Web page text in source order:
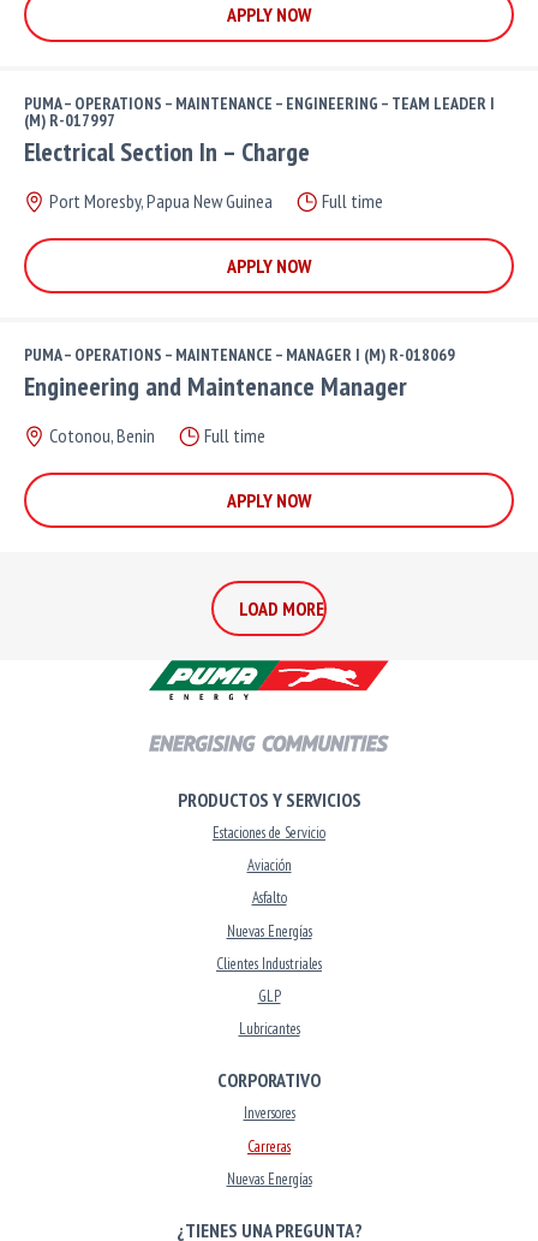
APPLY NOW
PUMA – OPERATIONS – MAINTENANCE – ENGINEERING – TEAM LEADER I
(M) R-017997
Electrical Section In – Charge
Port Moresby, Papua New Guinea Full time
APPLY NOW
PUMA – OPERATIONS – MAINTENANCE – MANAGER I (M) R-018069
Engineering and Maintenance Manager
Cotonou, Benin Full time
APPLY NOW
LOAD MORE
PRODUCTOS Y SERVICIOS
Estaciones de Servicio
Aviación
Asfalto
Nuevas Energías
Clientes Industriales
GLP
Lubricantes
CORPORATIVO
Inversores
Carreras
Nuevas Energías
¿TIENES UNA PREGUNTA?